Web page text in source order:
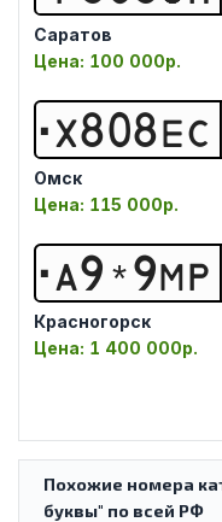
Саратов
Цена: 100 000р.
Х808ЕС
Омск
Цена: 115 000р.
А9 *9МР
Красногорск
Цена: 1 400 000р.
Похожие номера
буквы" по всей РФ